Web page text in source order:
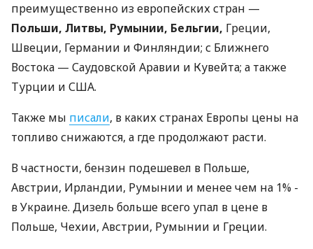
преимущественно из европейских стран —
Польши, Литвы, Румынии, Бельгии, Греции,
Швеции, Германии и Финляндии; с Ближнего
Востока — Саудовской Аравии и Кувейта; а также
Турции и США.
Также мы писали, в каких странах Европы цены на
топливо снижаются, а где продолжают расти.
В частности, бензин подешевел в Польше,
Австрии, Ирландии, Румынии и менее чем на 1% -
в Украине. Дизель больше всего упал в цене в
Польше, Чехии, Австрии, Румынии и Греции.